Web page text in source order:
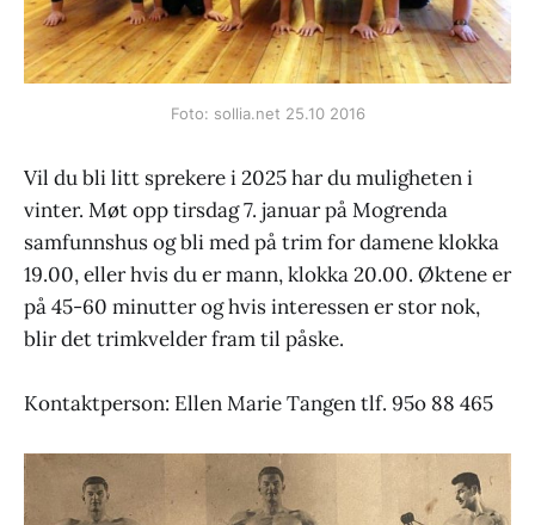
Foto: sollia.net 25.10 2016
Vil du bli litt sprekere i 2025 har du muligheten i
vinter. Møt opp tirsdag 7. januar på Mogrenda
samfunnshus og bli med på trim for damene klokka
19.00, eller hvis du er mann, klokka 20.00. Øktene er
på 45-60 minutter og hvis interessen er stor nok,
blir det trimkvelder fram til påske.
Kontaktperson: Ellen Marie Tangen tlf. 95o 88 465